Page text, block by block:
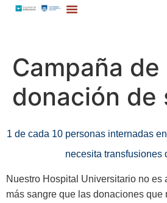
Campaña de
donación de
1 de cada 10 personas internadas
necesita transfusiones
Nuestro Hospital Universitario no es
más sangre que las donaciones que